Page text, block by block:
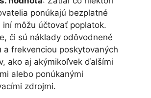
ponúkajú bezplatné
iní môžu účtovať poplatok.
či sú náklady odôvodnené
a frekvenciou poskytovaných
ako aj akýmikoľvek ďalšími
alebo ponúkanými
zdrojmi​​.